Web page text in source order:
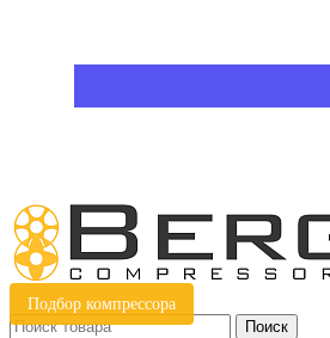
Подбор компрессора
Поиск